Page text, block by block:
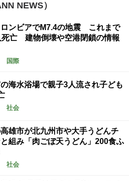
NEWS）
ンビアでM7.4の地震 これまで
死亡 建物倒壊や空港閉鎖の情報
国際
海水浴場で親子3人流され子ども
社会
雄市が北九州市や大手うどんチ
組み「肉ごぼ天うどん」200食ふ
社会